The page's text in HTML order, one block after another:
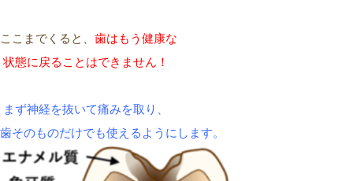
ここまでくると、 歯はもう健康な
状態に戻ることはできません ！
まず神経を抜いて痛みを取り 、
歯そのものだけでも使えるようにします。